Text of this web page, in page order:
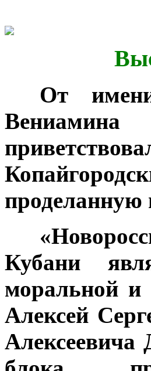
От
Вениамина
проделанную
Кубани
моральной и
Алексей
Алексеевича